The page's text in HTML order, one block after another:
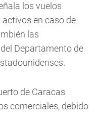
los vuelos
en caso de
las
Departamento de
de Caracas
comerciales, debido